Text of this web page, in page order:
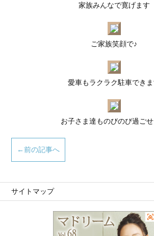
家族みんなで寛げます
ご家族笑顔で♪
愛車もラクラク駐車でき
お子さま達ものびのび過ご
←前の記事へ
サイトマップ